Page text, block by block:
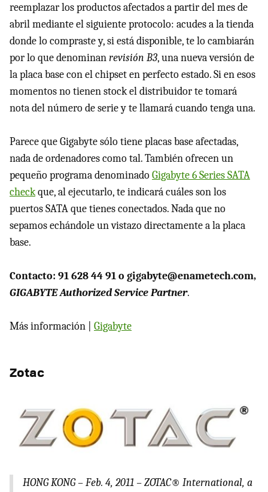
reemplazar los productos afectados a partir del mes de
abril mediante el siguiente protocolo: acudes a la tienda
donde lo compraste y, si está disponible, te lo cambiarán
por lo que denominanrevisión B3, una nueva versión de
la placa base con el chipset en perfecto estado. Si en esos
momentos no tienen stock el distribuidor te tomará
nota del número de serie y te llamará cuando tenga una.
Parece que Gigabyte sólo tiene placas base afectadas,
nada de ordenadores como tal. También ofrecen un
pequeño programa denominadoGigabyte 6 SeriesSATA
checkque, al ejecutarlo, te indicará cuáles son los
puertosSATAque tienes conectados. Nada que no
sepamos echándole un vistazo directamente a la placa
base.
Contacto: 91 628 44 91 o gigabyte@enametech.com,
GIGABYTEAuthorized Service Partner.
Más información | Gigabyte
Zotac
HONGKONG– Feb. 4, 2011 – ZOTAC® International, a